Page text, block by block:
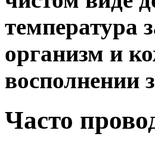
температура
организм и
восполнении
Часто